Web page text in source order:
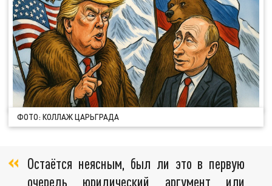
ФОТО: КОЛЛАЖ ЦАРЬГРАДА
Остаётся неясным, был ли это в первую
очередь юридический аргумент или